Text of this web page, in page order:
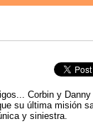
Corbin y Danny
su última misión
y siniestra.